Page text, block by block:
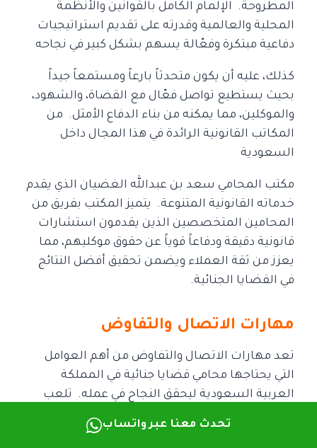
تحدث معنا عبر واتساب
المطروحة.
الإلمام الكامل بالقوانين والأنظمة
المحلية والعالمية وقدرته على تقديم استراتيجيات
دفاعية مبتكرة وفعّالة يسهم بشكل كبير في نجاحه
كذلك، عليه أن يكون متحدثاً بارعاً ومستمعاً جيداً
بحيث يستطيع تواصل فعّال مع القضاة، والشهود،
والموكلين، مما يمكنه من بناء الدفاع الأمثل. من
المكاتب القانونية الرائدة في هذا المجال داخل
السعودية
مكتب المحامي سعد بن عبدالله الغضيان الذي يقدم
خدماته القانونية المتنوعة.
يتميز المكتب بفريق من
المحامين المتخصصين الذين يقدمون استشارات
قانونية دقيقة ودفاعاً قوياً عن حقوق موكليهم، مما
يعزز من ثقة العملاء ويضمن تحقيق أفضل النتائج
في القضايا الجنائية.
مهارات الاتصال والتفاوض
تعد مهارات الاتصال والتفاوض من أهم العوامل
التي يحتاجها محامي قضايا جنائية في المملكة
العربية السعودية ليحقق النجاح في عمله.
تلعب